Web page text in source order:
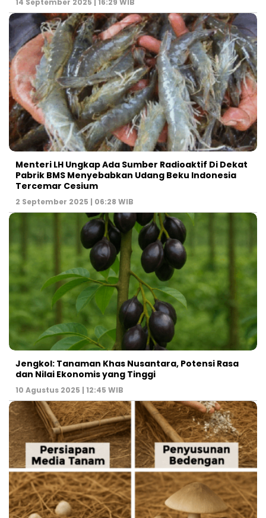
14 September 2025 | 16:29 WIB
Menteri LH Ungkap Ada Sumber Radioaktif Di Dekat
Pabrik BMS Menyebabkan Udang Beku Indonesia
Tercemar Cesium
2 September 2025 | 06:28 WIB
Jengkol: Tanaman Khas Nusantara, Potensi Rasa
dan Nilai Ekonomis yang Tinggi
10 Agustus 2025 | 12:45 WIB